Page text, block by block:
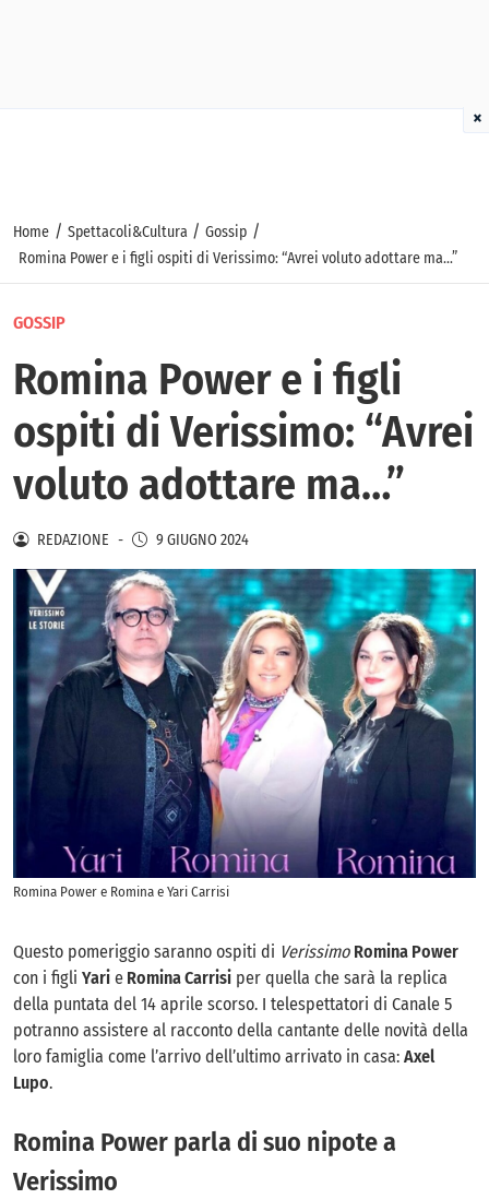
Home / Spettacoli&Cultura / Gossip /
Romina Power e i figli ospiti di Verissimo: “Avrei voluto adottare ma…”
GOSSIP
Romina Power e i figli
ospiti di Verissimo: “Avrei
voluto adottare ma…”
REDAZIONE - 9 GIUGNO 2024
Romina Power e Romina e Yari Carrisi
Questo pomeriggio saranno ospiti di Verissimo Romina Power
con i figli Yari e Romina Carrisi per quella che sarà la replica
della puntata del 14 aprile scorso. I telespettatori di Canale 5
potranno assistere al racconto della cantante delle novità della
loro famiglia come l’arrivo dell’ultimo arrivato in casa: Axel
Lupo.
Romina Power parla di suo nipote a
Verissimo
×